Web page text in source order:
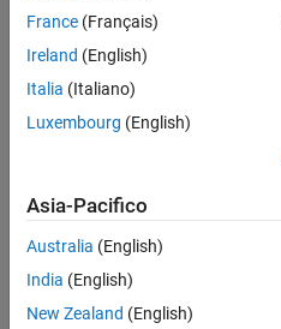
France (Français)
Ireland (English)
Italia (Italiano)
Luxembourg (English)
Asia-Pacifico
Australia (English)
India (English)
New Zealand (English)